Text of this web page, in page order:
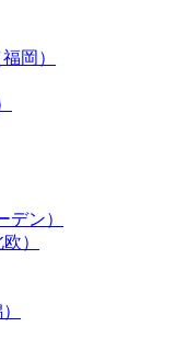
岡）
デン）
）